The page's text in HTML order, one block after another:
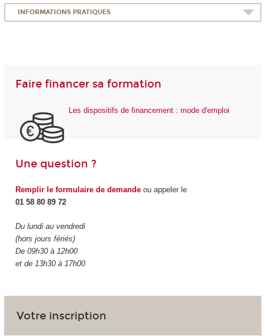
INFORMATIONS PRATIQUES
Faire financer sa formation
Les dispositifs de financement : mode d'emploi
Une question ?
Remplir le formulaire de demandeou appeler le
01 58 80 89 72
Du lundi au vendredi
(hors jours fériés)
De 09h30 à 12h00
et de 13h30 à 17h00
Votre inscription